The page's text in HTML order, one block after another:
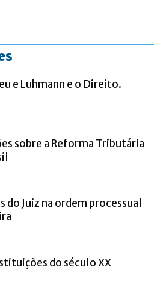
e Luhmann e o Direito.
sobre a Reforma Tributária
do Juiz na ordem processual
do século XX